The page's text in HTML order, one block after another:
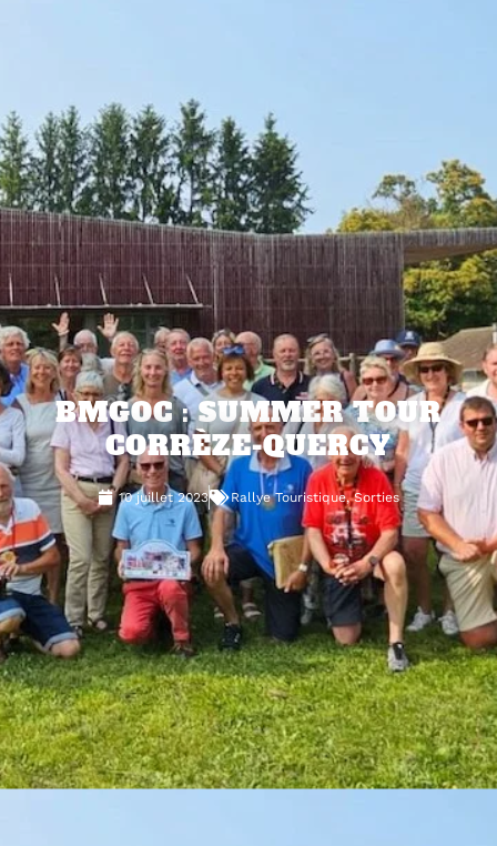
BMGOC : SUMMER TOUR
CORRÈZE-QUERCY
10 juillet 2023 Rallye Touristique,Sorties